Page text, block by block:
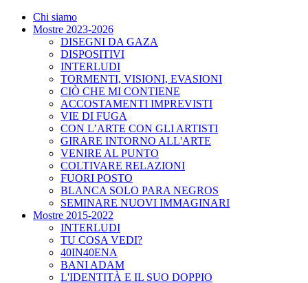
Chi siamo
Mostre 2023-2026
DISEGNI DA GAZA
DISPOSITIVI
INTERLUDI
TORMENTI, VISIONI, EVASIONI
CIÒ CHE MI CONTIENE
ACCOSTAMENTI IMPREVISTI
VIE DI FUGA
CON L’ARTE CON GLI ARTISTI
GIRARE INTORNO ALL'ARTE
VENIRE AL PUNTO
COLTIVARE RELAZIONI
FUORI POSTO
BLANCA SOLO PARA NEGROS
SEMINARE NUOVI IMMAGINARI
Mostre 2015-2022
INTERLUDI
TU COSA VEDI?
40IN40ENA
BANI ADAM
L'IDENTITÀ E IL SUO DOPPIO